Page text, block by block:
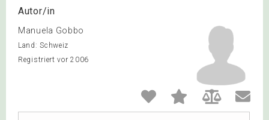
Autor/in
Manuela Gobbo
Land: Schweiz
Registriert vor 2006